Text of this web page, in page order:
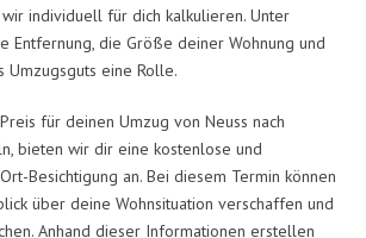
individuell für dich kalkulieren. Unter
Entfernung, die Größe deiner Wohnung und
Umzugsguts eine Rolle.
für deinen Umzug von Neuss nach
bieten wir dir eine kostenlose und
Besichtigung an. Bei diesem Termin können
über deine Wohnsituation verschaffen und
Anhand dieser Informationen erstellen